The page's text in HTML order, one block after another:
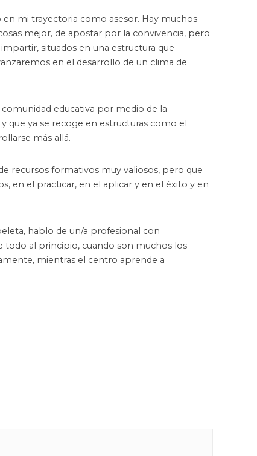
en mi trayectoria como asesor. Hay muchos
mejor, de apostar por la convivencia, pero
situados en una estructura que
en el desarrollo de un clima de
educativa por medio de la
que ya se recoge en estructuras como el
más allá.
recursos formativos muy valiosos, pero que
en el practicar, en el aplicar y en el éxito y en
hablo de un/a profesional con
todo al principio, cuando son muchos los
mientras el centro aprende a